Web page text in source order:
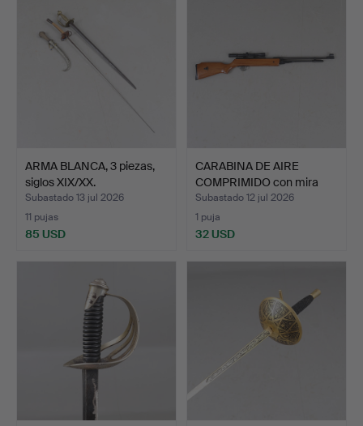
ARMA BLANCA, 3 piezas,
siglos XIX/XX.
Subastado 13 jul 2026
11 pujas
85 USD
CARABINA DE AIRE
COMPRIMIDO con mira
teles…
Subastado 12 jul 2026
1 puja
32 USD